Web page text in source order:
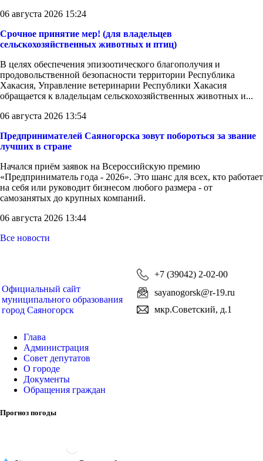
06 августа 2026 15:24
Срочное принятие мер! (для владельцев
сельскохозяйственных животных и птиц)
В целях обеспечения эпизоотического благополучия и
продовольственной безопасности территории Республика
Хакасия, Управление ветеринарии Республики Хакасия
обращается к владельцам сельскохозяйственных животных и...
06 августа 2026 13:54
Предпринимателей Саяногорска зовут побороться за звание
лучших в стране
Начался приём заявок на Всероссийскую премию
«Предприниматель года - 2026». Это шанс для всех, кто работает
на себя или руководит бизнесом любого размера - от
самозанятых до крупных компаний.
06 августа 2026 13:44
Все новости
Официальный сайт
муниципального образования
город Саяногорск
+7 (39042) 2-02-00
sayanogorsk@r-19.ru
мкр.Советский, д.1
Глава
Администрация
Совет депутатов
О городе
Документы
Обращения граждан
Прогноз погоды